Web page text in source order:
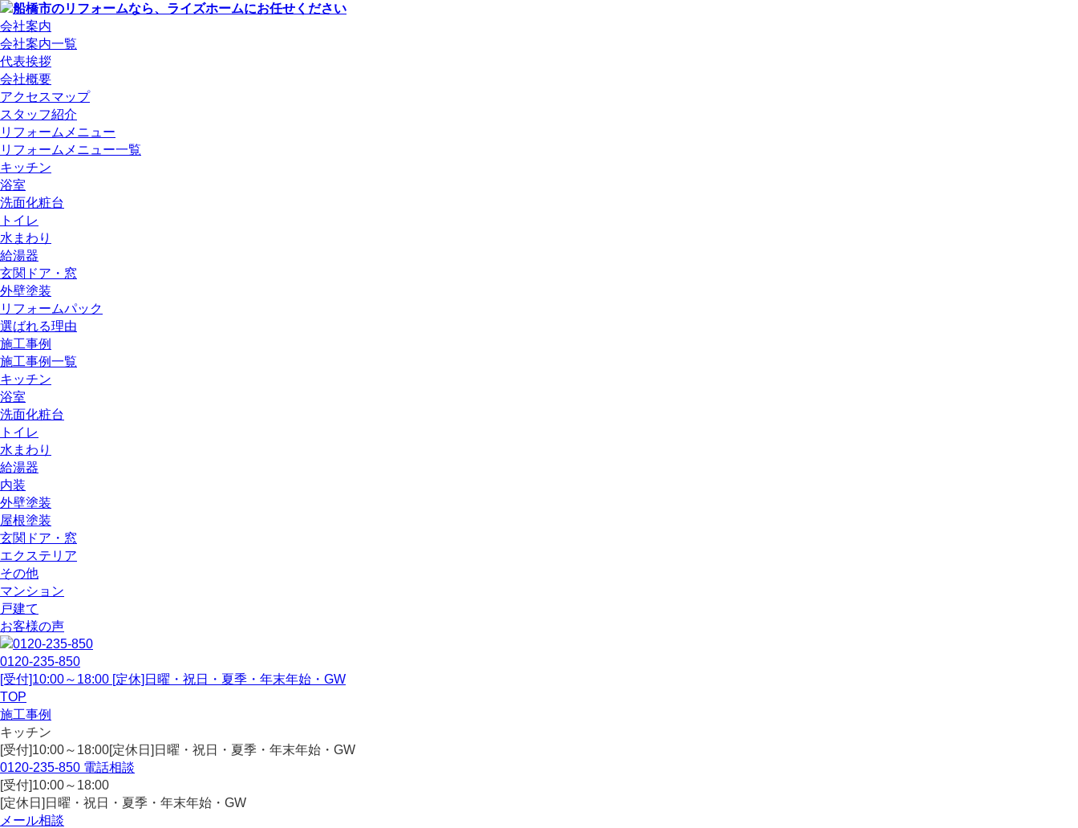
会社案内
会社案内一覧
代表挨拶
会社概要
アクセスマップ
スタッフ紹介
リフォームメニュー
リフォームメニュー一覧
キッチン
浴室
洗面化粧台
トイレ
水まわり
給湯器
玄関ドア・窓
外壁塗装
リフォームパック
選ばれる理由
施工事例
施工事例一覧
キッチン
浴室
洗面化粧台
トイレ
水まわり
給湯器
内装
外壁塗装
屋根塗装
玄関ドア・窓
エクステリア
その他
マンション
戸建て
お客様の声
0120-235-850
[受付]10:00～18:00 [定休]日曜・祝日・夏季・年末年始・GW
TOP
施工事例
キッチン
[受付]10:00～18:00[定休日]日曜・祝日・夏季・年末年始・GW
0120-235-850 電話相談
[受付]10:00～18:00
[定休日]日曜・祝日・夏季・年末年始・GW
メール相談